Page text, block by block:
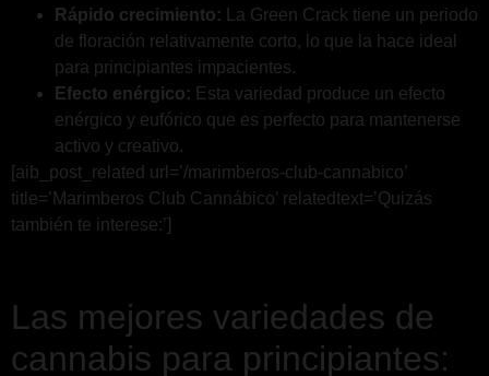
Rápido crecimiento: La Green Crack tiene un periodo
de floración relativamente corto, lo que la hace ideal
para principiantes impacientes.
Efecto enérgico: Esta variedad produce un efecto
enérgico y eufórico que es perfecto para mantenerse
activo y creativo.
[aib_post_related url=’/marimberos-club-cannabico’
title=’Marimberos Club Cannábico’ relatedtext=’Quizás
también te interese:’]
Las mejores variedades de
cannabis para principiantes: